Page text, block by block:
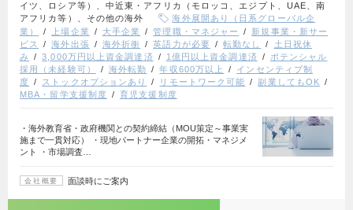
イツ、ロシア等）、中近東・アフリカ（モロッコ、エジプト、UAE、南
アフリカ等）、その他の海外
海外展開あり（日系グローバル企
業）
上場企業 大手企業 管理職・マネジャー
新規事業・新サー
ビス
海外出張 海外折衝 英語力が必要 転勤なし
土日祝休
み
3,000万円以上資金調達済 1億円以上資金調達済
ポテンシャル
採用（未経験可）
海外転勤 年収600万以上
インセンティブ制
度
ストックオプションあり リモートワーク可能
副業してもOK
MBA・留学支援制度
育児支援制度
・海外教育省・政府機関との契約締結（MOU策定～事業実
施まで一貫対応） ・現地パートナー企業の開拓・マネジメ
ント ・市場調査…
会社概要 面談時にご案内